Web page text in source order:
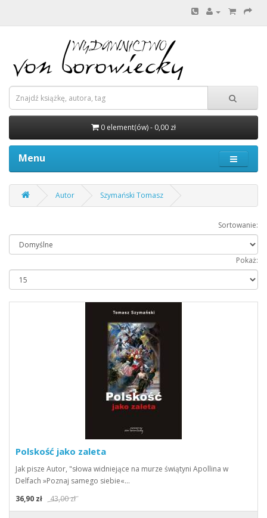
0 element(ów) - 0,00 zł
Menu
Autor Szymański Tomasz
Sortowanie:
Pokaż:
Polskość jako zaleta
Jak pisze Autor, "słowa widniejące na murze świątyni Apollina w
Delfach »Poznaj samego siebie«…
36,90 zł
43,00 zł